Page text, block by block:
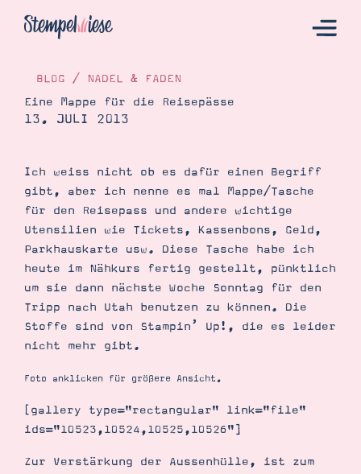
Katalog
Bestellen
Kontakt
Produkte erklärt
Über mich
BLOG / NADEL & FADEN
Eine Mappe für die Reisepässe
13. JULI 2013
Ich weiss nicht ob es dafür einen Begriff
gibt, aber ich nenne es mal Mappe/Tasche
für den Reisepass und andere wichtige
Utensilien wie Tickets, Kassenbons, Geld,
Parkhauskarte usw. Diese Tasche habe ich
heute im Nähkurs fertig gestellt, pünktlich
um sie dann nächste Woche Sonntag für den
Tripp nach Utah benutzen zu können. Die
Stoffe sind von Stampin’ Up!, die es leider
nicht mehr gibt.
Foto anklicken für größere Ansicht.
[gallery type="rectangular" link="file"
ids="10523,10524,10525,10526"]
Zur Verstärkung der Aussenhülle, ist zum